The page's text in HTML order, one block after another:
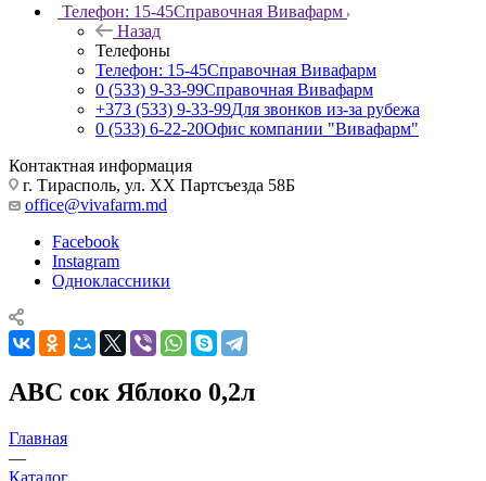
Телефон: 15-45Справочная Вивафарм
Назад
Телефоны
Телефон: 15-45Справочная Вивафарм
0 (533) 9-33-99Справочная Вивафарм
+373 (533) 9-33-99Для звонков из-за рубежа
0 (533) 6-22-20Офис компании "Вивафарм"
Контактная информация
г. Тирасполь, ул. ХХ Партсъезда 58Б
office@vivafarm.md
Facebook
Instagram
Одноклассники
ABC сок Яблоко 0,2л
Главная
—
Каталог